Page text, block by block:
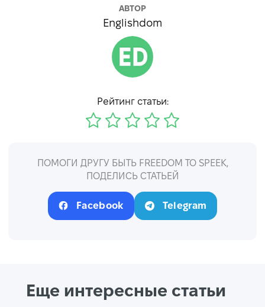
АВТОР
Englishdom
Рейтинг статьи:
ПОМОГИ ДРУГУ БЫТЬ FREEDOM TO SPEEK,
ПОДЕЛИСЬ СТАТЬЕЙ
Facebook Telegram
Еще интересные статьи